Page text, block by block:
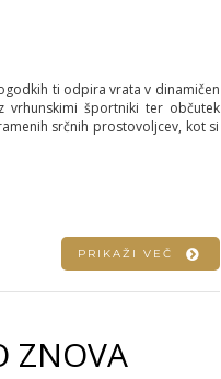
ti odpira vrata v dinamičen
vrhunskimi športniki ter občutek
srčnih prostovoljcev, kot si
PRIKAŽI VEČ
ZNOVA